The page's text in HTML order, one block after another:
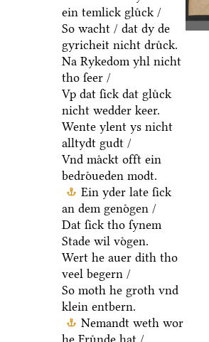
ein temlick gluͤck /
So wacht / dat dy de
gyricheit nicht druͤck.
Na Rykedom yhl nicht
tho ſeer /
Vp dat ſick dat gluͤck
nicht wedder keer.
Wente ylent ys nicht
alltydt gudt /
Vnd maͤckt offt ein
bedroͤueden modt.
Ein yder late ſick
an dem genoͤgen /
Dat ſick tho ſynem
Stade wil voͤgen.
Wert he auer dith tho
veel begern /
So moth he groth vnd
klein entbern.
Nemandt weth wor
he Fruͤnde hat /